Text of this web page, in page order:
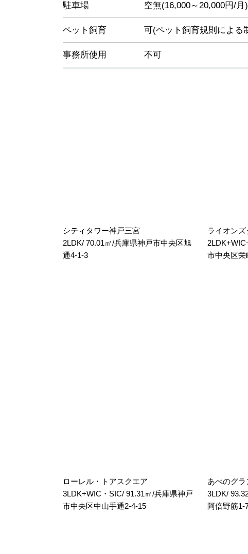
駐車場 空無(16,000～20,000円/月)
ペット飼育 可(ペット飼育規則による
事務所使用 不可
シティタワー神戸三宮
2LDK/ 70.01㎡/兵庫県神戸市中央区旭
通4-1-3
ライオン
市中央区栄
ローレル・トアスクエア
3LDK+WIC・SIC/ 91.31㎡/兵庫県神戸
市中央区中山手通2-4-15
あべのグ
3LDK/
阿倍野筋1-